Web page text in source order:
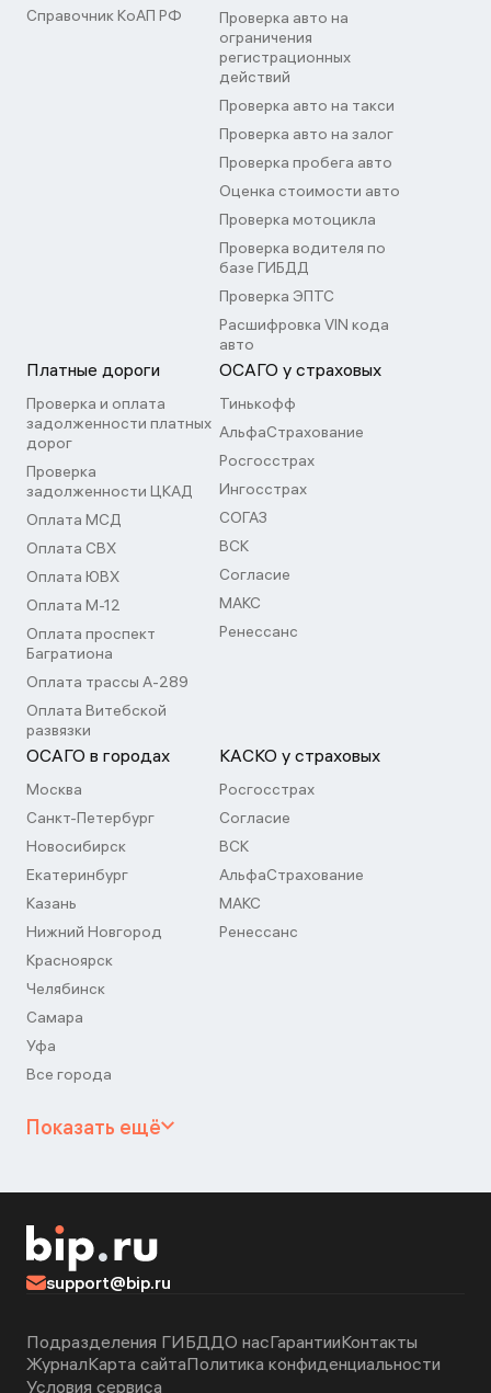
Справочник КоАП РФ
Проверка авто на
ограничения
регистрационных
действий
Проверка авто на такси
Проверка авто на залог
Проверка пробега авто
Оценка стоимости авто
Проверка мотоцикла
Проверка водителя по
базе ГИБДД
Проверка ЭПТС
Расшифровка VIN кода
авто
Платные дороги
Проверка и оплата
задолженности платных
дорог
Проверка
задолженности ЦКАД
Оплата МСД
Оплата СВХ
Оплата ЮВХ
Оплата М-12
Оплата проспект
Багратиона
Оплата трассы А-289
Оплата Витебской
развязки
ОСАГО у страховых
Тинькофф
АльфаСтрахование
Росгосстрах
Ингосстрах
СОГАЗ
ВСК
Согласие
МАКС
Ренессанс
ОСАГО в городах
Москва
Санкт-Петербург
Новосибирск
Екатеринбург
Казань
Нижний Новгород
Красноярск
Челябинск
Самара
Уфа
Все города
КАСКО у страховых
Росгосстрах
Согласие
ВСК
АльфаСтрахование
МАКС
Ренессанс
Показать ещё
support@bip.ru
Подразделения ГИБДДО насГарантииКонтакты
ЖурналКарта сайтаПолитика конфиденциальности
Условия сервиса